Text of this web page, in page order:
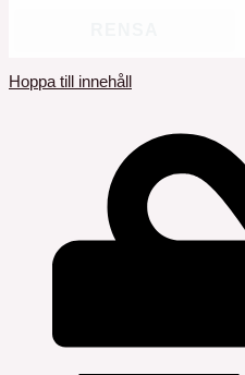
Hoppa till innehåll